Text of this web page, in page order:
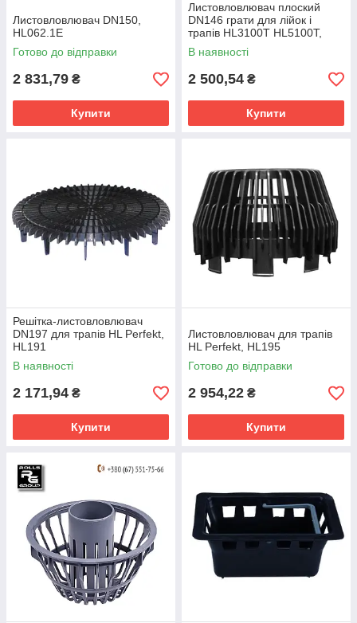
Листовловлювач DN150,
HL062.1E
Готово до відправки
2 831,79 ₴
Купити
Листовловлювач плоский
DN146 грати для лійок і
трапів HL3100T HL5100T,
HL151
В наявності
2 500,54 ₴
Купити
Решітка-листовловлювач
DN197 для трапів HL Perfekt,
HL191
В наявності
2 171,94 ₴
Купити
Листовловлювач для трапів
HL Perfekt, HL195
Готово до відправки
2 954,22 ₴
Купити